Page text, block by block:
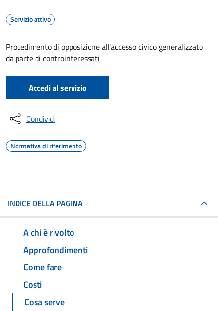
Servizio attivo
Procedimento di opposizione all'accesso civico generalizzato
da parte di controinteressati
Accedi al servizio
Condividi
Normativa di riferimento
INDICE DELLA PAGINA
A chi è rivolto
Approfondimenti
Come fare
Costi
Cosa serve